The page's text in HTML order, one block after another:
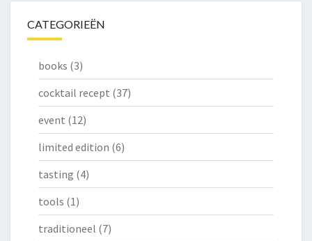
CATEGORIEËN
books (3)
cocktail recept (37)
event (12)
limited edition (6)
tasting (4)
tools (1)
traditioneel (7)